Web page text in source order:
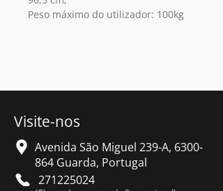
Peso máximo do utilizador: 100kg
Visite-nos
Avenida São Miguel 239-A, 6300-
864 Guarda, Portugal
271225024